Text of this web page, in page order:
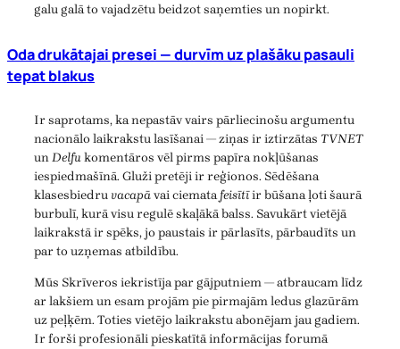
galu galā to vajadzētu beidzot saņemties un nopirkt.
Oda drukātajai presei — durvīm uz plašāku pasauli
tepat blakus
Ir saprotams, ka nepastāv vairs pārliecinošu argumentu
nacionālo laikrakstu lasīšanai — ziņas ir iztirzātas TVNET
unDelfukomentāros vēl pirms papīra nokļūšanas
iespiedmašīnā. Gluži pretēji ir reģionos. Sēdēšana
klasesbiedruvacapāvai ciematafeisītīir būšana ļoti šaurā
burbulī, kurā visu regulē skaļākā balss. Savukārt vietējā
laikrakstā ir spēks, jo paustais ir pārlasīts, pārbaudīts un
par to uzņemas atbildību.
Mūs Skrīveros iekristīja par gājputniem — atbraucam līdz
ar lakšiem un esam projām pie pirmajām ledus glazūrām
uz peļķēm. Toties vietējo laikrakstu abonējam jau gadiem.
Ir forši profesionāli pieskatītā informācijas forumā